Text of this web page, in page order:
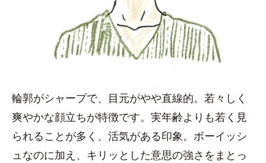
輪郭がシャープで、目元がやや直線的。若々しく
爽やかな顔立ちが特徴です。実年齢よりも若く見
られることが多く、活気がある印象。ボーイッシ
ュなのに加え、キリッとした意思の強さをまとっ